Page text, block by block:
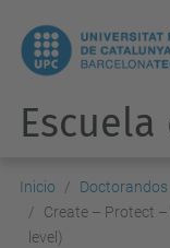
Escuela
Inicio Doctorandos
Create – Protect
level)